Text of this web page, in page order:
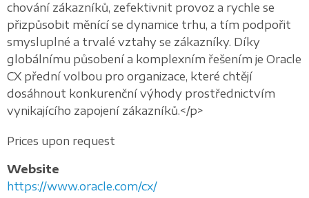
chování zákazníků, zefektivnit provoz a rychle se
přizpůsobit měnící se dynamice trhu, a tím podpořit
smysluplné a trvalé vztahy se zákazníky. Díky
globálnímu působení a komplexním řešením je Oracle
CX přední volbou pro organizace, které chtějí
dosáhnout konkurenční výhody prostřednictvím
vynikajícího zapojení zákazníků.</p>
Prices upon request
Website
https://www.oracle.com/cx/